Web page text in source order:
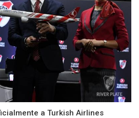
a Turkish Airlines